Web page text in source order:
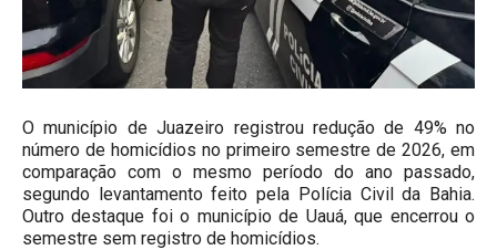
O município de Juazeiro registrou redução de 49% no
número de homicídios no primeiro semestre de 2026, em
comparação com o mesmo período do ano passado,
segundo levantamento feito pela Polícia Civil da Bahia.
Outro destaque foi o município de Uauá, que encerrou o
semestre sem registro de homicídios.